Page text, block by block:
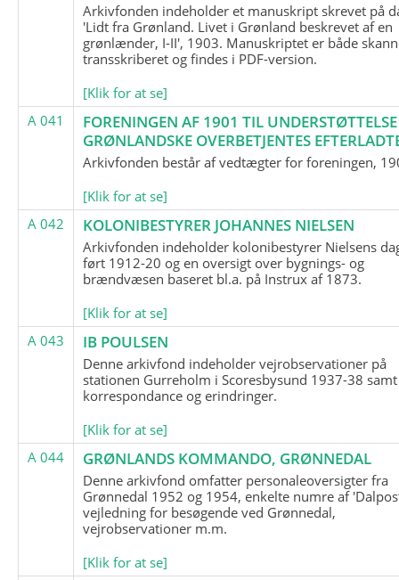
Arkivfonden indeholder et manuskript skrevet på
'Lidt fra Grønland. Livet i Grønland beskrevet af en
grønlænder, I-II', 1903. Manuskriptet er både
transskriberet og findes i PDF-version.
[Klik for at se]
A 041
FORENINGEN AF 1901 TIL
GRØNLANDSKE OVERBETJENTES
Arkivfonden består af vedtægter for foreningen,
[Klik for at se]
A 042
KOLONIBESTYRER JOHANNES NIELSEN
Arkivfonden indeholder kolonibestyrer Nielsens
ført 1912-20 og en oversigt over bygnings- og
brændvæsen baseret bl.a. på Instrux af 1873.
[Klik for at se]
A 043
IB POULSEN
Denne arkivfond indeholder vejrobservationer på
stationen Gurreholm i Scoresbysund 1937-38 samt
korrespondance og erindringer.
[Klik for at se]
A 044
GRØNLANDS KOMMANDO, GRØNNEDAL
Denne arkivfond omfatter personaleoversigter fra
Grønnedal 1952 og 1954, enkelte numre af
vejledning for besøgende ved Grønnedal,
vejrobservationer m.m.
[Klik for at se]